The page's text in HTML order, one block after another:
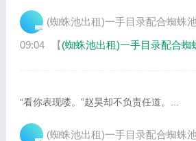
(蜘蛛池出租)一手目录配合蜘蛛
09:04
【(蜘蛛池出租)一手目录配合蜘
“看你表现喽。”赵昊却不负责任道。...
(蜘蛛池出租)一手目录配合蜘蛛